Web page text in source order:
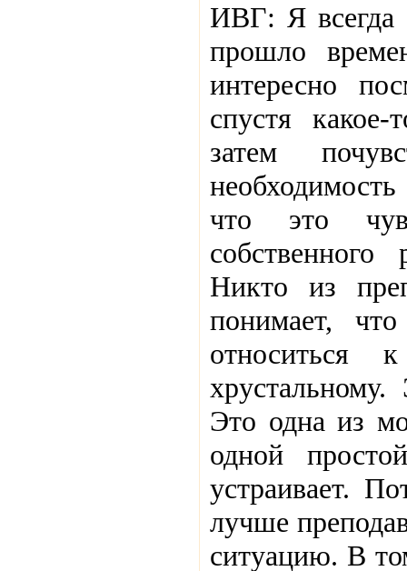
ИВГ: Я всегда
прошло
интересно
спустя
затем
что это
Никто из
понимает,
Это одна из
одной
устраивает.
лучше
ситуацию. В